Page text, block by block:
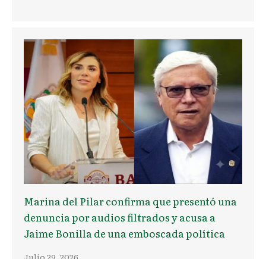
Marina del Pilar confirma que presentó una
denuncia por audios filtrados y acusa a
Jaime Bonilla de una emboscada política
Julio 29, 2026